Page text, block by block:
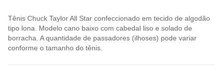
Tênis Chuck Taylor All Star confeccionado em tecido de algodão
tipo lona. Modelo cano baixo com cabedal liso e solado de
borracha. A quantidade de passadores (ilhoses) pode variar
conforme o tamanho do tênis.